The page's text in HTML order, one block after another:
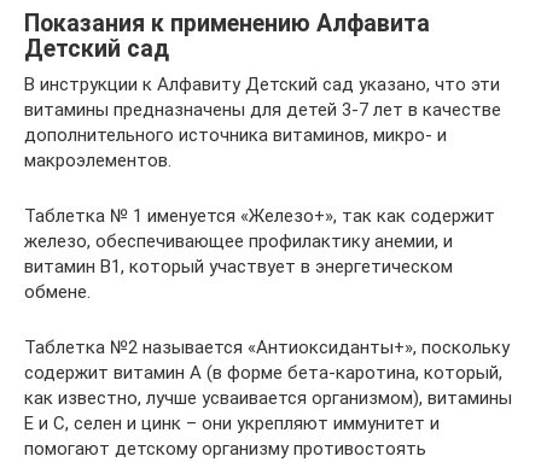
Показания к применению Алфавита
Детский сад
В инструкции к Алфавиту Детский сад указано, что эти
витамины предназначены для детей 3-7 лет в качестве
дополнительного источника витаминов, микро- и
макроэлементов.
Таблетка № 1 именуется «Железо+», так как содержит
железо, обеспечивающее профилактику анемии, и
витамин B1, который участвует в энергетическом
обмене.
Таблетка №2 называется «Антиоксиданты+», поскольку
содержит витамин A (в форме бета-каротина, который,
как известно, лучше усваивается организмом), витамины
E и C, селен и цинк – они укрепляют иммунитет и
помогают детскому организму противостоять